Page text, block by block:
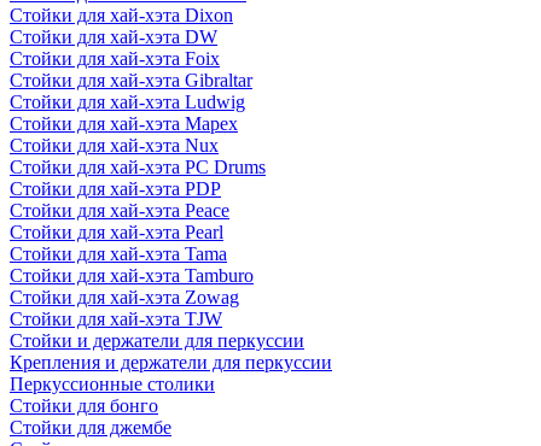
Стойки для хай-хэта Dixon
Стойки для хай-хэта DW
Стойки для хай-хэта Foix
Стойки для хай-хэта Gibraltar
Стойки для хай-хэта Ludwig
Стойки для хай-хэта Mapex
Стойки для хай-хэта Nux
Стойки для хай-хэта PC Drums
Стойки для хай-хэта PDP
Стойки для хай-хэта Peace
Стойки для хай-хэта Pearl
Стойки для хай-хэта Tama
Стойки для хай-хэта Tamburo
Стойки для хай-хэта Zowag
Стойки для хай-хэта TJW
Стойки и держатели для перкуссии
Крепления и держатели для перкуссии
Перкуссионные столики
Стойки для бонго
Стойки для джембе